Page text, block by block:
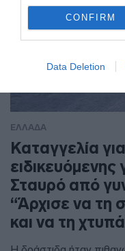
CONFIRM
Data Deletion
ΕΛΛΑΔΑ
Καταγγελία
Σταυρό από
“Άρχισε να τη
και να τη